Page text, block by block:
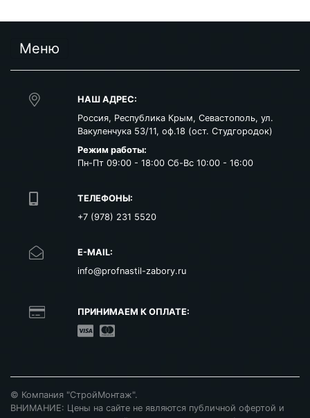
Меню
НАШ АДРЕС:
Россия, Республика Крым, Севастополь, ул.
Вакуленчука 53/11, оф.18 (ост. Студгородок)
Режим работы:
Пн-Пт 09:00 - 18:00 Сб-Вс 10:00 - 16:00
ТЕЛЕФОНЫ:
+7 (978) 231 5520
E-MAIL:
info@profnastil-zabory.ru
ПРИНИМАЕМ К ОПЛАТЕ:
© Компания "СтройМонтаж".
ВНИМАНИЕ: Цены на сайте не являются публичной офертой и